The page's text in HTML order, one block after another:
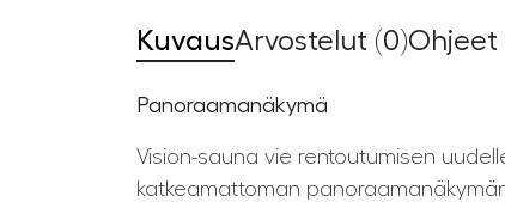
KuvausArvostelut (0)Ohjeet
Panoraamanäkymä
Vision-sauna vie rentoutumisen
katkeamattoman